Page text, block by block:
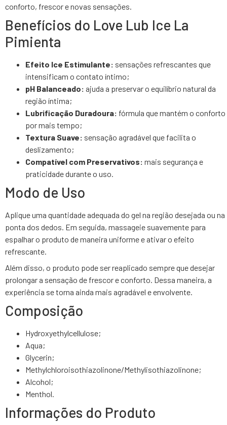
conforto, frescor e novas sensações.
Benefícios do Love Lub Ice La
Pimienta
Efeito Ice Estimulante: sensações refrescantes que
intensificam o contato íntimo;
pH Balanceado: ajuda a preservar o equilíbrio natural da
região íntima;
Lubrificação Duradoura: fórmula que mantém o conforto
por mais tempo;
Textura Suave: sensação agradável que facilita o
deslizamento;
Compatível com Preservativos: mais segurança e
praticidade durante o uso.
Modo de Uso
Aplique uma quantidade adequada do gel na região desejada ou na
ponta dos dedos. Em seguida, massageie suavemente para
espalhar o produto de maneira uniforme e ativar o efeito
refrescante.
Além disso, o produto pode ser reaplicado sempre que desejar
prolongar a sensação de frescor e conforto. Dessa maneira, a
experiência se torna ainda mais agradável e envolvente.
Composição
Hydroxyethylcellulose;
Aqua;
Glycerin;
Methylchloroisothiazolinone/Methylisothiazolinone;
Alcohol;
Menthol.
Informações do Produto